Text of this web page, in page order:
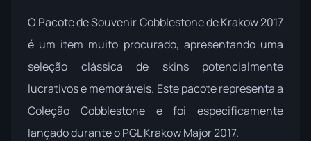
O Pacote de Souvenir Cobblestone de Krakow 2017
é um item muito procurado, apresentando uma
seleção clássica de skins potencialmente
lucrativos e memoráveis. Este pacote representa a
Coleção Cobblestonee foi especificamente
lançado durante o PGL Krakow Major 2017.